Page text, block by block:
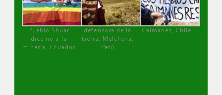
Pueblo Shuar
dice no a la
minería, Ecuador
defensora de la
tierra, Melchora,
Perú
Caimanes, Chile